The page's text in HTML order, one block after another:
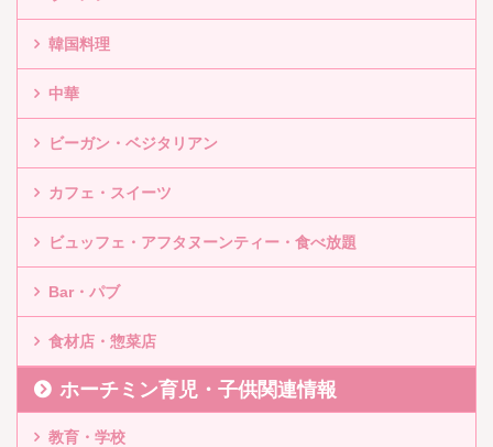
韓国料理
中華
ビーガン・ベジタリアン
カフェ・スイーツ
ビュッフェ・アフタヌーンティー・食べ放題
Bar・パブ
食材店・惣菜店
ホーチミン育児・子供関連情報
教育・学校